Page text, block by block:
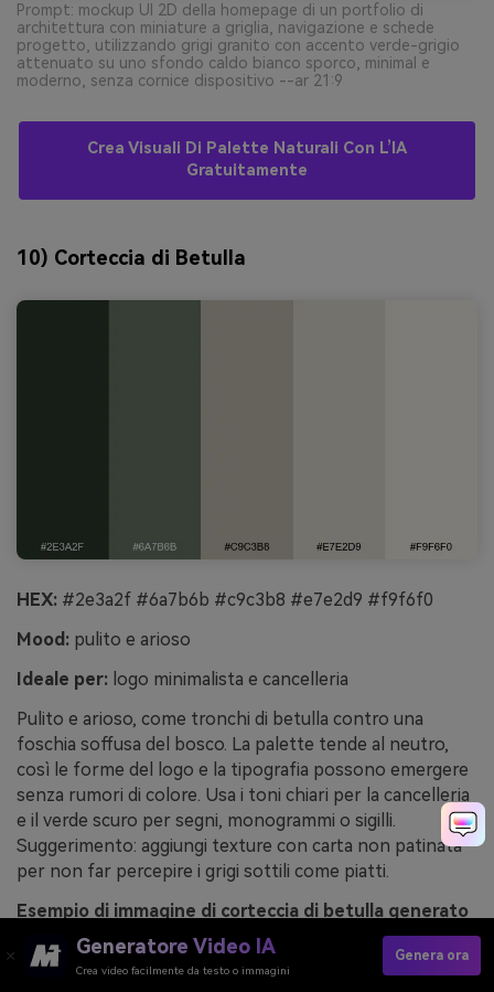
Prompt: mockup UI 2D della homepage di un portfolio di
architettura con miniature a griglia, navigazione e schede
progetto, utilizzando grigi granito con accento verde-grigio
attenuato su uno sfondo caldo bianco sporco, minimal e
moderno, senza cornice dispositivo --ar 21:9
Crea Visuali Di Palette Naturali Con L’IA
Gratuitamente
10) Corteccia di Betulla
HEX: #2e3a2f #6a7b6b #c9c3b8 #e7e2d9 #f9f6f0
Mood: pulito e arioso
Ideale per: logo minimalista e cancelleria
Pulito e arioso, come tronchi di betulla contro una
foschia soffusa del bosco. La palette tende al neutro,
così le forme del logo e la tipografia possono emergere
senza rumori di colore. Usa i toni chiari per la cancelleria
e il verde scuro per segni, monogrammi o sigilli.
Suggerimento: aggiungi texture con carta non patinata
per non far percepire i grigi sottili come piatti.
Esempio di immagine di corteccia di betulla generato
con media.ioGeneratore Video IA
Crea video facilmente da testo o immagini
Genera ora